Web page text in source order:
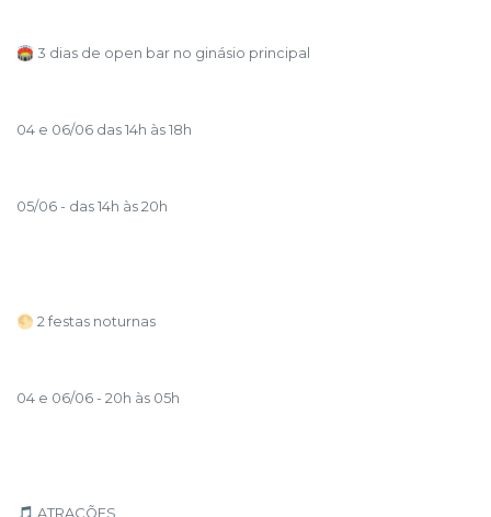
🏟️ 3 dias de open bar no ginásio principal
04 e 06/06 das 14h às 18h
05/06 - das 14h às 20h
🌕 2 festas noturnas
04 e 06/06 - 20h às 05h
🎵 ATRAÇÕES